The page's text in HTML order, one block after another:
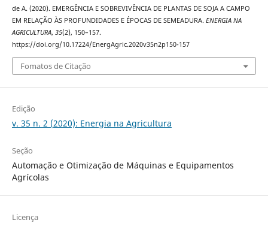
de A. (2020). EMERGÊNCIA E SOBREVIVÊNCIA DE PLANTAS DE SOJA A CAMPO
EM RELAÇÃO ÀS PROFUNDIDADES E ÉPOCAS DE SEMEADURA. ENERGIA NA
AGRICULTURA, 35(2), 150–157.
https://doi.org/10.17224/EnergAgric.2020v35n2p150-157
Fomatos de Citação
Edição
v. 35 n. 2 (2020): Energia na Agricultura
Seção
Automação e Otimização de Máquinas e Equipamentos
Agrícolas
Licença